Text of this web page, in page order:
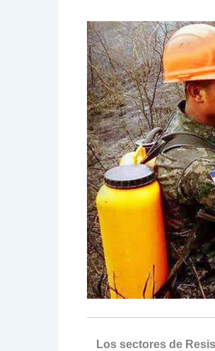
Los sectores de